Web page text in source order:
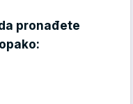
pronađete